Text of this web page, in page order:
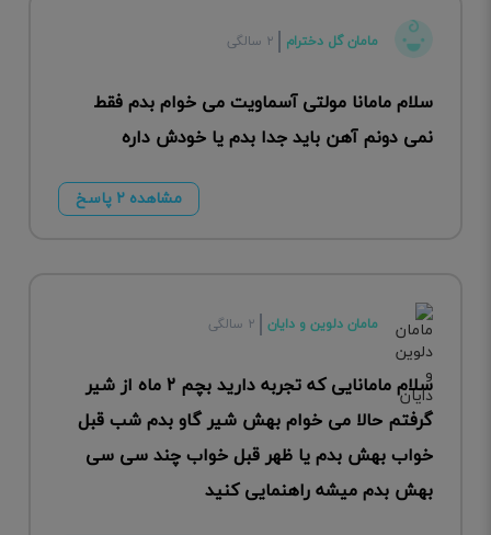
مامان گل دخترام ۲ سالگی
سلام مامانا مولتی آسماویت می خوام بدم فقط
نمی دونم آهن باید جدا بدم یا خودش داره
مشاهده ۲ پاسخ
مامان دلوین و دایان ۲ سالگی
سلام مامانایی که تجربه دارید بچم ۲ ماه از شیر
گرفتم حالا می خوام بهش شیر گاو بدم شب قبل
خواب بهش بدم یا ظهر قبل خواب چند سی سی
بهش بدم میشه راهنمایی کنید